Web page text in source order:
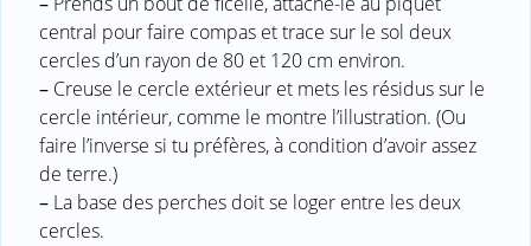
central pour faire compas et trace sur le sol deux
cercles d’un rayon de 80 et 120 cm environ.
– Creuse le cercle extérieur et mets les résidus sur le
cercle intérieur, comme le montre l’illustration. (Ou
faire l’inverse si tu préfères, à condition d’avoir assez
de terre.)
– La base des perches doit se loger entre les deux
cercles.